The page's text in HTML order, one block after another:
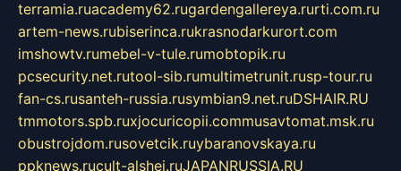
terramia.ruacademy62.rugardengallereya.rurti.com.ru
artem-news.rubiserinca.rukrasnodarkurort.com
imshowtv.rumebel-v-tule.rumobtopik.ru
pcsecurity.net.rutool-sib.rumultimetrunit.rusp-tour.ru
fan-cs.rusanteh-russia.rusymbian9.net.ruDSHAIR.RU
tmmotors.spb.ruxjocuricopii.commusavtomat.msk.ru
obustrojdom.rusovetcik.ruybaranovskaya.ru
ppknews.rucult-alshei.ruJAPANRUSSIA.RU